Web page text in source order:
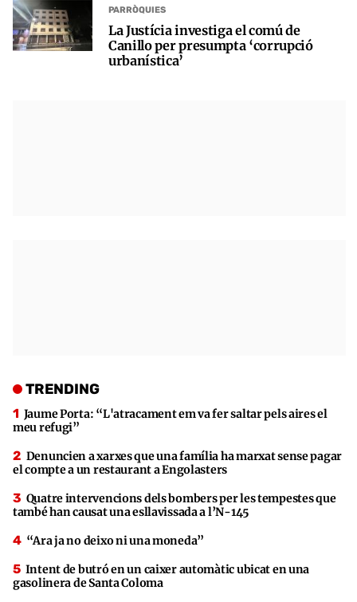
PARRÒQUIES
La Justícia investiga el comú de
Canillo per presumpta ‘corrupció
urbanística’
TRENDING
Jaume Porta: “L'atracament em va fer saltar pels aires el
meu refugi”
Denuncien a xarxes que una família ha marxat sense pagar
el compte a un restaurant a Engolasters
Quatre intervencions dels bombers per les tempestes que
també han causat una esllavissada a l’N-145
“Ara ja no deixo ni una moneda”
Intent de butró en un caixer automàtic ubicat en una
gasolinera de Santa Coloma